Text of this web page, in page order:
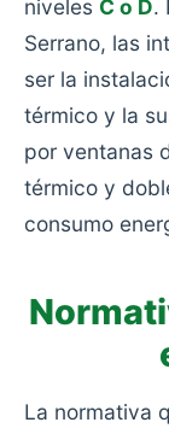
niveles C o D.
Serrano, las
ser la
térmico y la
por ventanas
térmico y
consumo
La normativa